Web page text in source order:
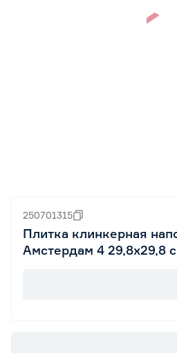
250701315
Плитка клинкерная
Амстердам 4 29,8х29,8